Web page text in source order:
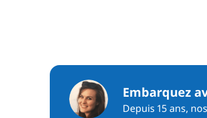
Embarquez
Depuis 15 ans,